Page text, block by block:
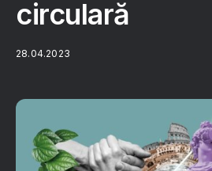
circulară
28.04.2023